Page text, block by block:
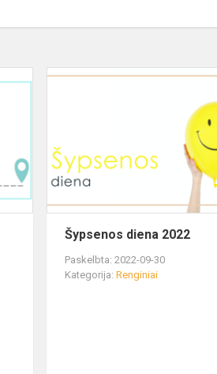
Šypsenos diena 2022
Paskelbta: 2022-09-30
Kategorija:Renginiai